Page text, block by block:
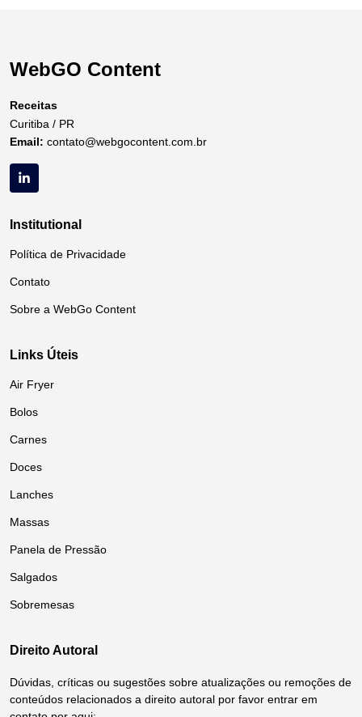
WebGO Content
Receitas
Curitiba / PR
Email: contato@webgocontent.com.br
Institutional
Política de Privacidade
Contato
Sobre a WebGo Content
Links Úteis
Air Fryer
Bolos
Carnes
Doces
Lanches
Massas
Panela de Pressão
Salgados
Sobremesas
Direito Autoral
Dúvidas, críticas ou sugestões sobre atualizações ou remoções de
conteúdos relacionados a direito autoral por favor entrar em